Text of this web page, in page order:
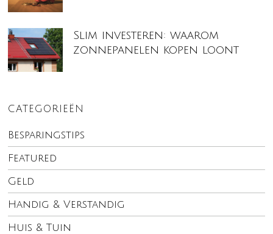
Slim investeren: waarom
zonnepanelen kopen loont
CATEGORIEËN
Besparingstips
Featured
Geld
Handig & Verstandig
Huis & Tuin